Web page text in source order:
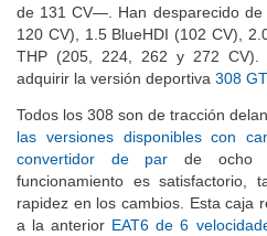
de 131 CV—. Han desparecido
120 CV), 1.5 BlueHDI (102 CV),
THP (205, 224, 262 y 272
adquirir la versión deportiva 308
Todos los 308 son de tracción
las versiones disponibles con
convertidor de par de ocho
funcionamiento es satisfactorio,
rapidez en los cambios. Esta caja
a la anterior EAT6 de 6